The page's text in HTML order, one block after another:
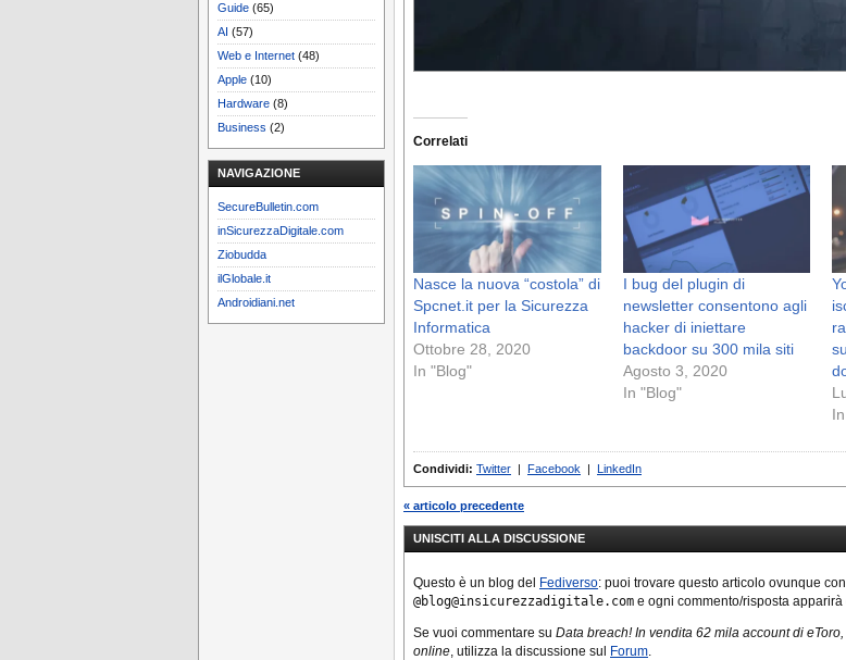
Guide (65)
AI (57)
Web e Internet (48)
Apple (10)
Hardware (8)
Business (2)
NAVIGAZIONE
SecureBulletin.com
inSicurezzaDigitale.com
Ziobudda
ilGlobale.it
Androidiani.net
Correlati
Nasce la nuova “costola” di
Spcnet.it per la Sicurezza
Informatica
Ottobre 28, 2020
In "Blog"
I bug del plugin di
newsletter consentono agli
hacker di iniettare
backdoor su 300 mila siti
Agosto 3, 2020
In "Blog"
Condividi: Twitter | Facebook | LinkedIn
« articolo precedente
UNISCITI ALLA DISCUSSIONE
Questo è un blog del Fediverso: puoi trovare questo articolo ovunque con
@blog@insicurezzadigitale.com e ogni commento/risposta apparirà
Se vuoi commentare su Data breach! In vendita 62 mila account di
online , utilizza la discussione sul Forum